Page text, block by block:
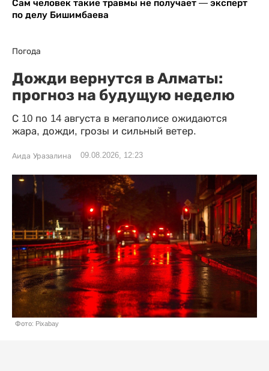
Сам человек такие травмы не получает — эксперт
по делу Бишимбаева
Погода
Дожди вернутся в Алматы:
прогноз на будущую неделю
С 10 по 14 августа в мегаполисе ожидаются
жара, дожди, грозы и сильный ветер.
Аида Уразалина 09.08.2026, 12:23
Фото: Pixabay